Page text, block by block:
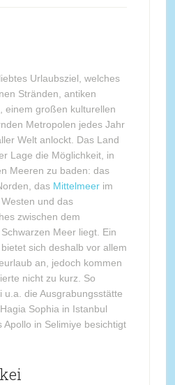
Urlaubsziel, welches
Stränden, antiken
einem großen kulturellen
Metropolen jedes Jahr
Welt anlockt. Das Land
Lage die Möglichkeit, in
Meeren zu baden: das
das Mittelmeerim
und das
zwischen dem
Meer liegt. Ein
sich deshalb vor allem
an, jedoch kommen
nicht zu kurz. So
u.a. die Ausgrabungsstätte
Sophia in Istanbul
Apollo in Selimiye besichtigt